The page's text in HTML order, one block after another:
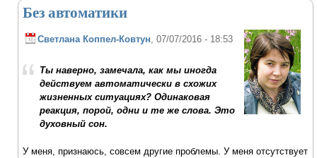
Без автоматики
Светлана Коппел-Ковтун , 07/07/2016 - 18:53
Ты наверно, замечала, как мы иногда
действуем автоматически в схожих
жизненных ситуациях? Одинаковая
реакция, порой, одни и те же слова. Это
духовный сон.
У меня, признаюсь, совсем другие проблемы. У меня отсутствует